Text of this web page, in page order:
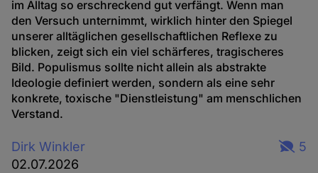
im Alltag so erschreckend gut verfängt. Wenn man
den Versuch unternimmt, wirklich hinter den Spiegel
unserer alltäglichen gesellschaftlichen Reflexe zu
blicken, zeigt sich ein viel schärferes, tragischeres
Bild. Populismus sollte nicht allein als abstrakte
Ideologie definiert werden, sondern als eine sehr
konkrete, toxische "Dienstleistung" am menschlichen
Verstand.
Dirk Winkler
02.07.2026
5